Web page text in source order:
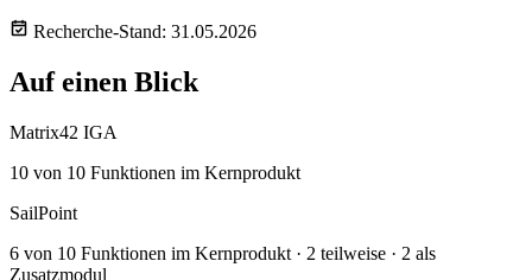
Recherche-Stand: 31.05.2026
Auf einen Blick
Matrix42 IGA
10 von 10 Funktionen im Kernprodukt
SailPoint
6 von 10 Funktionen im Kernprodukt · 2 teilweise · 2 als
Zusatzmodul